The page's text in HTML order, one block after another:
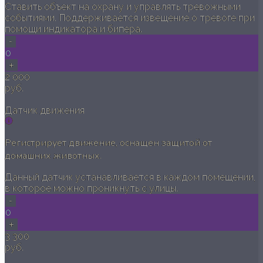
Ставить объект на охрану и управлять тревожными
событиями. Поддерживается извещение о тревоге при
помощи индикатора и бипера.
-
0
+
2 000
руб.
Датчик движения
Регистрирует движение, оснащен защитой от
домашних животных.
Данный датчик устанавливается в каждом помещении,
в которое можно проникнуть с улицы.
-
0
+
3 300
руб.